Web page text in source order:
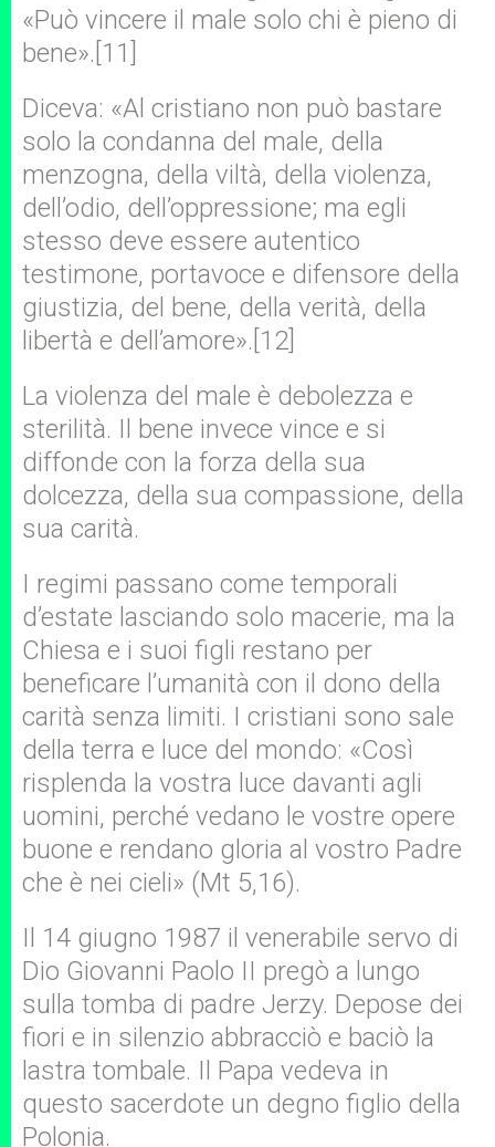
«Può vincere il male solo chi è pieno di
bene».[11]
Diceva: «Al cristiano non può bastare
solo la condanna del male, della
menzogna, della viltà, della violenza,
dell’odio, dell’oppressione; ma egli
stesso deve essere autentico
testimone, portavoce e difensore della
giustizia, del bene, della verità, della
libertà e dell’amore».[12]
La violenza del male è debolezza e
sterilità. Il bene invece vince e si
diffonde con la forza della sua
dolcezza, della sua compassione, della
sua carità.
I regimi passano come temporali
d’estate lasciando solo macerie, ma la
Chiesa e i suoi figli restano per
beneficare l’umanità con il dono della
carità senza limiti. I cristiani sono sale
della terra e luce del mondo: «Così
risplenda la vostra luce davanti agli
uomini, perché vedano le vostre opere
buone e rendano gloria al vostro Padre
che è nei cieli» (Mt 5,16).
Il 14 giugno 1987 il venerabile servo di
Dio Giovanni Paolo II pregò a lungo
sulla tomba di padre Jerzy. Depose dei
fiori e in silenzio abbracciò e baciò la
lastra tombale. Il Papa vedeva in
questo sacerdote un degno figlio della
Polonia.